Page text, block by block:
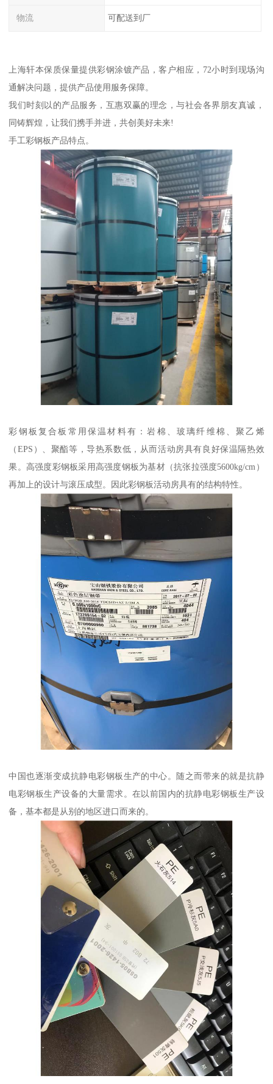
物流 可配送到厂
上海轩本保质保量提供彩钢涂镀产品，客户相应，72小时到现场沟
通解决问题，提供产品使用服务保障。
我们时刻以的产品服务，互惠双赢的理念，与社会各界朋友真诚，
同铸辉煌，让我们携手并进，共创美好未来!
手工彩钢板产品特点。
彩钢板复合板常用保温材料有：岩棉、玻璃纤维棉、聚乙烯
（EPS）、聚酯等，导热系数低，从而活动房具有良好保温隔热效
果。高强度彩钢板采用高强度钢板为基材（抗张拉强度5600kg/cm）
再加上的设计与滚压成型。因此彩钢板活动房具有的结构特性。
中国也逐渐变成抗静电彩钢板生产的中心。随之而带来的就是抗静
电彩钢板生产设备的大量需求。在以前国内的抗静电彩钢板生产设
备，基本都是从别的地区进口而来的。